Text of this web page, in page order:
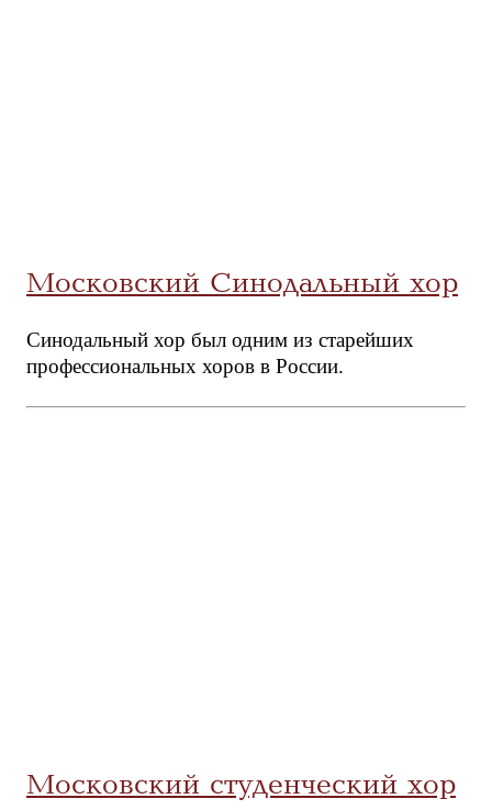
Московский Синодальный хор
Синодальный хор был одним из старейших
профессиональных хоров в России.
Московский студенческий хор